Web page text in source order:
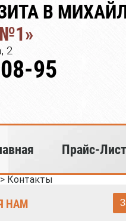
В
2
95
Прайс-Лист
Контакты
НАМ